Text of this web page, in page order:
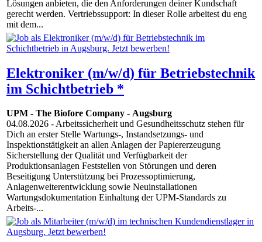
Lösungen anbieten, die den Anforderungen deiner Kundschaft
gerecht werden. Vertriebssupport: In dieser Rolle arbeitest du eng
mit dem...
Elektroniker (m/w/d) für Betriebstechnik
im Schichtbetrieb *
UPM - The Biofore Company - Augsburg
04.08.2026 - Arbeitssicherheit und Gesundheitsschutz stehen für
Dich an erster Stelle Wartungs-, Instandsetzungs- und
Inspektionstätigkeit an allen Anlagen der Papiererzeugung
Sicherstellung der Qualität und Verfügbarkeit der
Produktionsanlagen Feststellen von Störungen und deren
Beseitigung Unterstützung bei Prozessoptimierung,
Anlagenweiterentwicklung sowie Neuinstallationen
Wartungsdokumentation Einhaltung der UPM-Standards zu
Arbeits-...